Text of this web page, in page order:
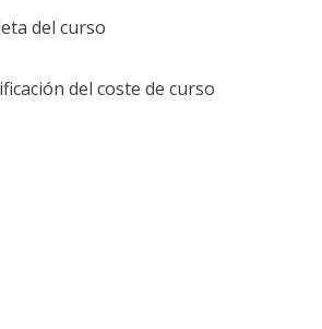
del curso
del coste de curso